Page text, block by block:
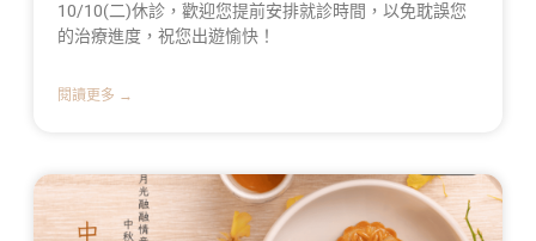
10/10(二)休診，歡迎您提前安排就診時間，以免耽誤您
的治療進度，祝您出遊愉快！
閱讀更多 →